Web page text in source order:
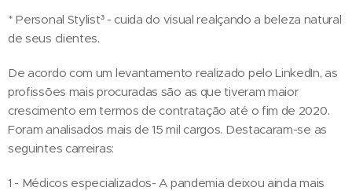
* Personal Stylist³ - cuida do visual realçando a beleza natural
de seus clientes.
De acordo com um levantamento realizado pelo LinkedIn, as
profissões mais procuradas são as que tiveram maior
crescimento em termos de contratação até o fim de 2020.
Foram analisados mais de 15 mil cargos. Destacaram-se as
seguintes carreiras:
1 - Médicos especializados- A pandemia deixou ainda mais